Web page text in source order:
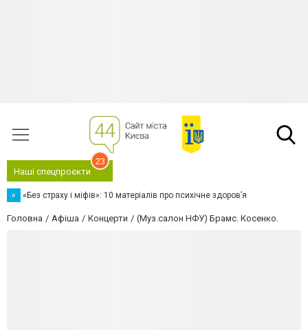
Наші спецпроєкти
23
« «Без страху і міфів»: 10 матеріалів про психічне здоров’я
Головна Афіша Концерти (Муз.салон НФУ) Брамс. Косенко.